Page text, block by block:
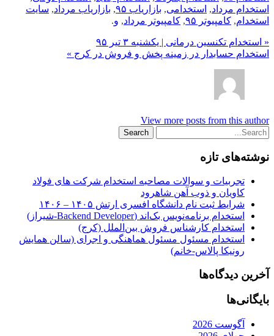
استخدام مرداد, استخدامی, بازاریاب ۹۵ , بازاریاب مرداد, سایت
استخدام, کامپیوتر ۹۵ , کامپیوتر مرداد, و.
« استخدام تکنسین درمانی | یکشنبه ۳ تیر ۹۵
استخدام حسابدار در زمینه پخش و فروش در کرج »
View more posts from this author
نوشته‌های تازه
تجربیات و سوالات مصاحبه استخدام شرکت های فولاد
کاویان و ذوب آهن شاهرود
شرایط ثبت نام دانشگاه افسری ارتش ۱۴۰۵ – ۱۴۰۶
استخدام برنامه‌نویس بک‌اند (Backend Developer-شیراز)
استخدام کارشناس فروش بین‌الملل (کرج)
استخدام مسئول مسئول هماهنگی و اجرای (سالن همایش
رونیکا پالاس-خانم)
آخرین دیدگاه‌ها
بایگانی‌ها
آگوست 2026